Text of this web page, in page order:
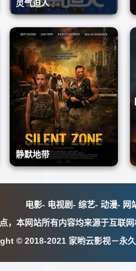
灵气迫人 灵气迫人
恐怖片
1984/中国香港
静默地带 静默地带
瑙
2025/美国
静默地带
电影- 电视剧- 综艺- 动漫- 网
，本网站所有内容均来源于互联
© 2018-2021 家哟云影视－永